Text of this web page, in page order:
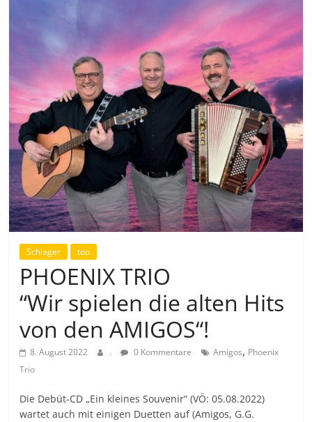
Schlager top
PHOENIX TRIO
“Wir spielen die alten Hits
von den AMIGOS“!
8. August 2022 . 0 Kommentare Amigos, Phoenix
Trio
Die Debüt-CD „Ein kleines Souvenir“ (VÖ: 05.08.2022)
wartet auch mit einigen Duetten auf (Amigos, G.G.